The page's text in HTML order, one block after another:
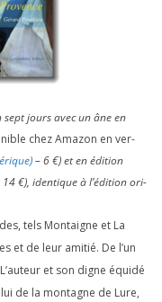
sept jours avec un âne en
chez Amazon en ver­
–6€) et en édi­tion
14€), iden­tique à l’é­di­tion ori­
tels Montaigne et La
et de leur ami­tié. De l’un
et son digne équi­dé
de la mon­tagne de Lure,